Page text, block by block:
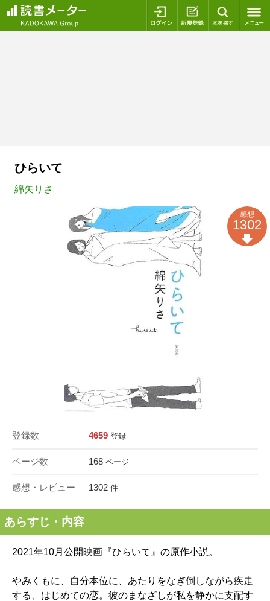
ログイン 新規登録
ひらいて
綿矢りさ
登録数 4659 登録
ページ数 168 ページ
感想・レビュー 1302 件
感想
1302
あらすじ・内容
2021年10月公開映画『ひらいて』の原作小説。
やみくもに、自分本位に、あたりをなぎ倒しながら疾走
する、はじめての恋。彼のまなざしが私を静かに支配す